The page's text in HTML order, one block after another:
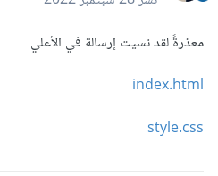
معذرةً لقد نسيت إرسالة في الأعلي
index.html
style.css